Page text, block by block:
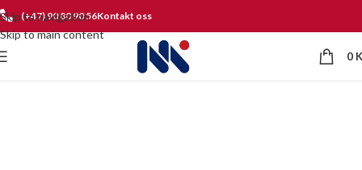
Skip to navigation
Skip to main content
(+47) 90 80 90 56Kontakt oss
0